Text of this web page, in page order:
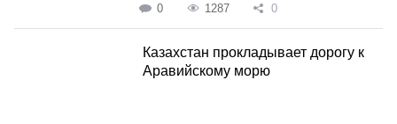
0 1287 0
Казахстан прокладывает дорогу к
Аравийскому морю